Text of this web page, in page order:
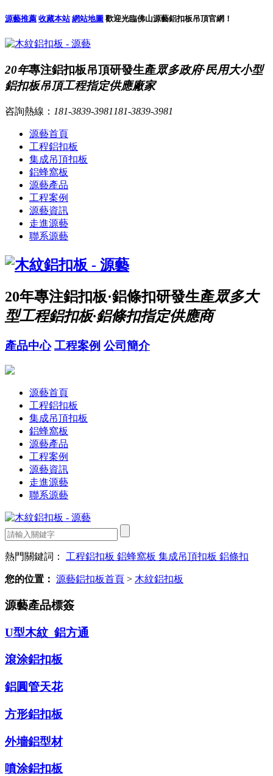
源藝推薦 收藏本站 網站地圖 歡迎光臨佛山源藝鋁扣板吊頂官網！
20年專注鋁扣板吊頂研發生產眾多政府·民用大小型
鋁扣板吊頂工程指定供應廠家
咨詢熱線： 181-3839-3981 181-3839-3981
源藝首頁
工程鋁扣板
集成吊頂扣板
鋁蜂窩板
源藝產品
工程案例
源藝資訊
走進源藝
聯系源藝
20年專注鋁扣板·鋁條扣研發生產眾多大
型工程鋁扣板·鋁條扣指定供應商
產品中心 工程案例 公司簡介
源藝首頁
工程鋁扣板
集成吊頂扣板
鋁蜂窩板
源藝產品
工程案例
源藝資訊
走進源藝
聯系源藝
熱門關鍵詞： 工程鋁扣板 鋁蜂窩板 集成吊頂扣板 鋁條扣
您的位置： 源藝鋁扣板首頁 > 木紋鋁扣板
源藝產品標簽
U型木紋_鋁方通
滾涂鋁扣板
鋁圓管天花
方形鋁扣板
外墻鋁型材
噴涂鋁扣板